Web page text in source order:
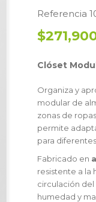
Referencia
Clóset
Organiza y
modular de
zonas de
permite
para
Fabricado en
resistente a la
circulación del
humedad y